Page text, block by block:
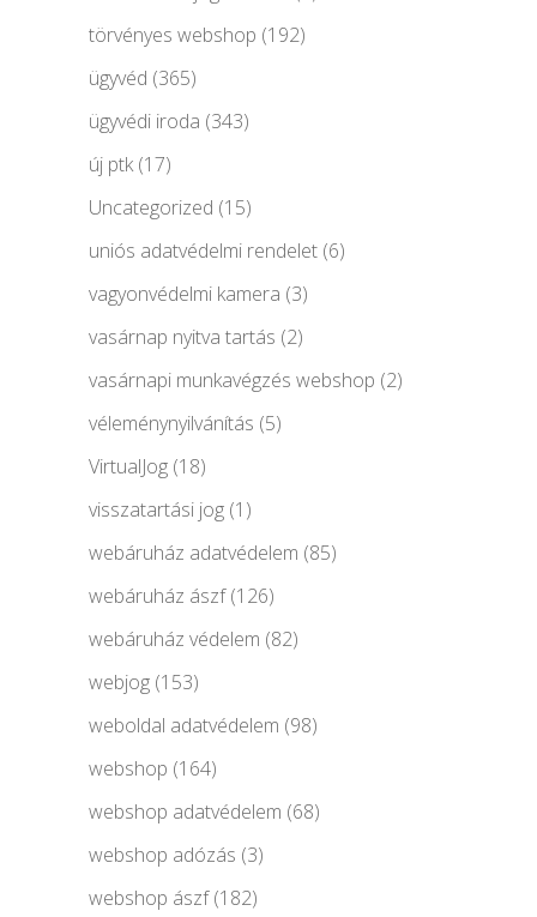
törvényes webshop (192)
ügyvéd (365)
ügyvédi iroda (343)
új ptk(17)
Uncategorized (15)
uniós adatvédelmi rendelet (6)
vagyonvédelmi kamera (3)
vasárnap nyitva tartás (2)
vasárnapi munkavégzés webshop (2)
véleménynyilvánítás (5)
VirtualJog (18)
visszatartási jog (1)
webáruház adatvédelem (85)
webáruház ászf(126)
webáruház védelem (82)
webjog (153)
weboldal adatvédelem (98)
webshop (164)
webshop adatvédelem (68)
webshop adózás (3)
webshop ászf(182)